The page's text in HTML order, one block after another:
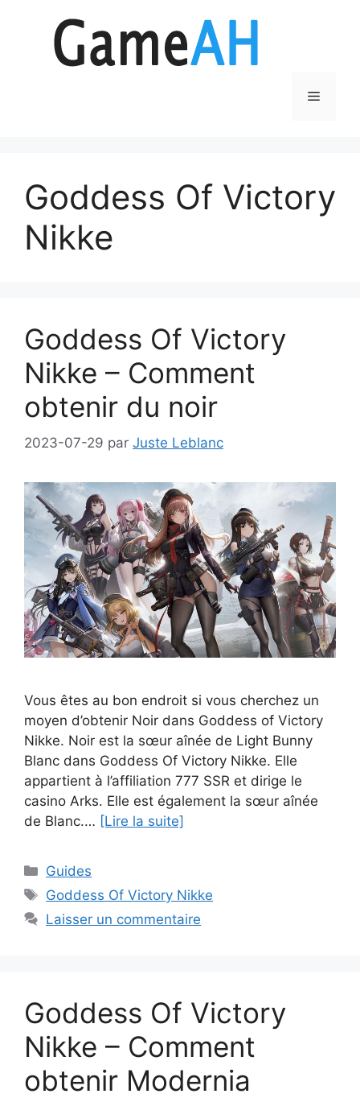
Menu
Goddess Of Victory
Nikke
Goddess Of Victory
Nikke – Comment
obtenir du noir
2023-07-29 par Juste Leblanc
Vous êtes au bon endroit si vous cherchez un
moyen d’obtenir Noir dans Goddess of Victory
Nikke. Noir est la sœur aînée de Light Bunny
Blanc dans Goddess Of Victory Nikke. Elle
appartient à l’affiliation 777 SSR et dirige le
casino Arks. Elle est également la sœur aînée
de Blanc.… [Lire la suite]
Catégories
Guides
Étiquettes
Goddess Of Victory Nikke
Laisser un commentaire
Goddess Of Victory
Nikke – Comment
obtenir Modernia